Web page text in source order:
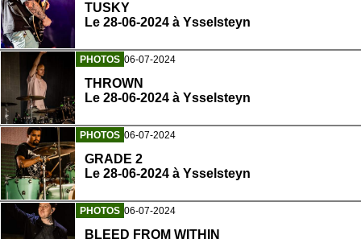
TUSKY
Le 28-06-2024 à Ysselsteyn
PHOTOS 06-07-2024
THROWN
Le 28-06-2024 à Ysselsteyn
PHOTOS 06-07-2024
GRADE 2
Le 28-06-2024 à Ysselsteyn
PHOTOS 06-07-2024
BLEED FROM WITHIN